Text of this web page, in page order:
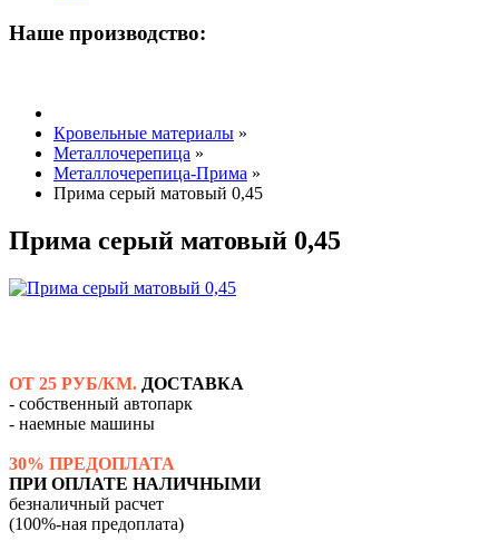
Наше производство:
Кровельные материалы »
Металлочерепица »
Металлочерепица-Прима »
Прима серый матовый 0,45
Прима серый матовый 0,45
ОТ 25 РУБ/КМ. ДОСТАВКА
- собственный автопарк
- наемные машины
30% ПРЕДОПЛАТА
ПРИ ОПЛАТЕ НАЛИЧНЫМИ
безналичный расчет
(100%-ная предоплата)